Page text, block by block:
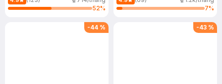
52%
7%
-44 % -43 %